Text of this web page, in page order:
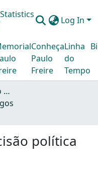
Statistics
Log In
Conheça
Paulo
Freire
Linha
do
Tempo
Acervo Educador Paulo Freire
política